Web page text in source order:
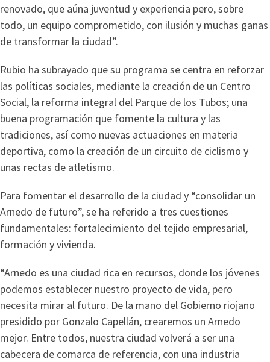
renovado, que aúna juventud y experiencia pero, sobre
todo, un equipo comprometido, con ilusión y muchas ganas
de transformar la ciudad”.
Rubio ha subrayado que su programa se centra en reforzar
las políticas sociales, mediante la creación de un Centro
Social, la reforma integral del Parque de los Tubos; una
buena programación que fomente la cultura y las
tradiciones, así como nuevas actuaciones en materia
deportiva, como la creación de un circuito de ciclismo y
unas rectas de atletismo.
Para fomentar el desarrollo de la ciudad y “consolidar un
Arnedo de futuro”, se ha referido a tres cuestiones
fundamentales: fortalecimiento del tejido empresarial,
formación y vivienda.
“Arnedo es una ciudad rica en recursos, donde los jóvenes
podemos establecer nuestro proyecto de vida, pero
necesita mirar al futuro. De la mano del Gobierno riojano
presidido por Gonzalo Capellán, crearemos un Arnedo
mejor. Entre todos, nuestra ciudad volverá a ser una
cabecera de comarca de referencia, con una industria